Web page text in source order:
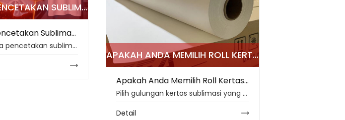
BAGAIMANA PENCETAKAN SUBLIMASI AKAN MEMBENTUK TREN PERS PANAS DI 2026
Bagaimana Pencetakan Sublimasi Akan Membentuk Tren Pers Panas di 2026
Lihat bagaimana pencetakan sublimasi membentuk tren pers panas 2026 dengan warna jersey yang lebih tajam, kertas yang lebih baik, tekanan yang stabil dan alur kerja yang lebih hijau.
APAKAH ANDA MEMILIH ROLL KERTAS SUBLIMASI YANG TEPAT UNTUK HASIL PUNCAK DI 2026?
Apakah Anda Memilih Roll Kertas Sublimasi yang Tepat untuk Hasil Puncak di 2026?
Pilih gulungan kertas sublimasi yang tepat untuk percetakan jersey dengan tips tentang ukuran gulungan, GSM, lapisan, pas printer, kontrol limbah dan produksi 2026.
Detail